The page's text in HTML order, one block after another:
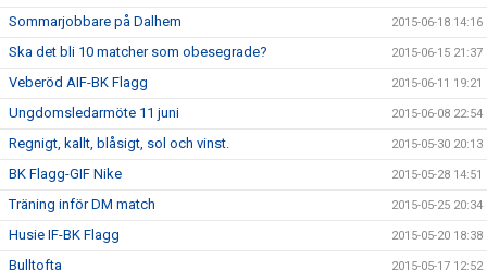
Sommarjobbare på Dalhem 2015-06-18 14:16
Ska det bli 10 matcher som obesegrade? 2015-06-15 21:37
Veberöd AIF-BK Flagg 2015-06-11 19:21
Ungdomsledarmöte 11 juni 2015-06-08 22:54
Regnigt, kallt, blåsigt, sol och vinst. 2015-05-30 20:13
BK Flagg-GIF Nike 2015-05-28 14:51
Träning inför DM match 2015-05-25 20:34
Husie IF-BK Flagg 2015-05-20 18:38
Bulltofta 2015-05-17 12:52